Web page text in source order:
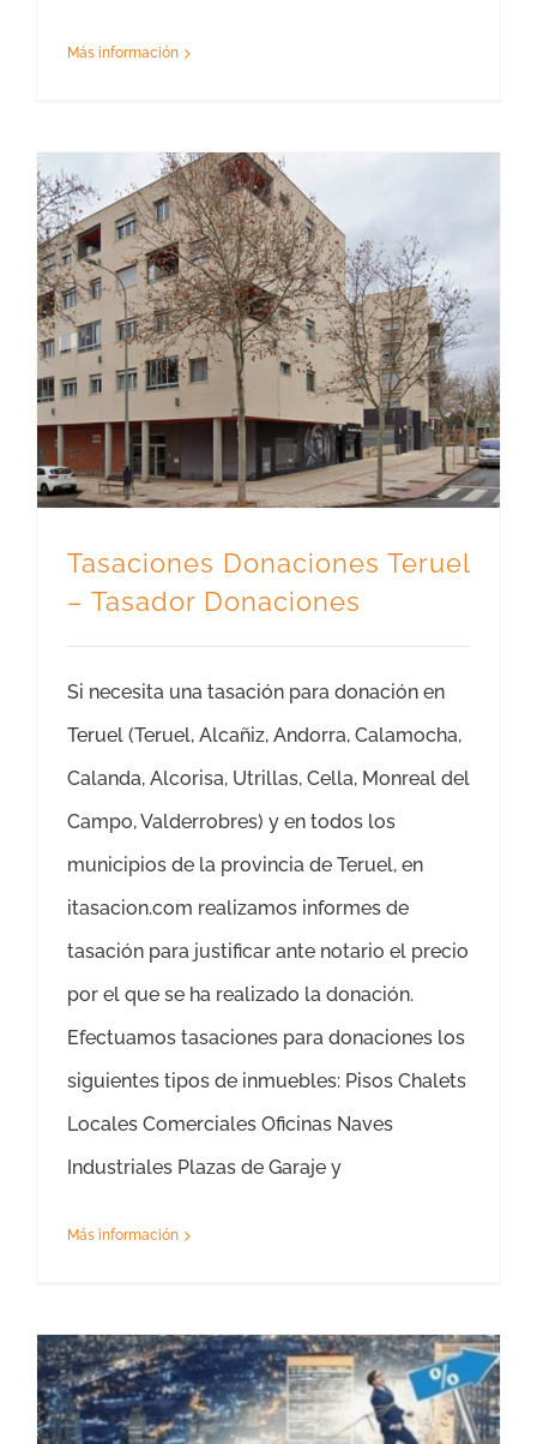
Más información
Tasaciones Donaciones Teruel
– Tasador Donaciones
Si necesita una tasación para donación en
Teruel (Teruel, Alcañiz, Andorra, Calamocha,
Calanda, Alcorisa, Utrillas, Cella, Monreal del
Campo, Valderrobres) y en todos los
municipios de la provincia de Teruel, en
itasacion.com realizamos informes de
tasación para justificar ante notario el precio
por el que se ha realizado la donación.
Efectuamos tasaciones para donaciones los
siguientes tipos de inmuebles: Pisos Chalets
Locales Comerciales Oficinas Naves
Industriales Plazas de Garaje y
Más información